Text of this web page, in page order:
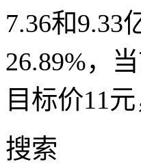
7.36和9.33
26.89%，
目标价11
搜索